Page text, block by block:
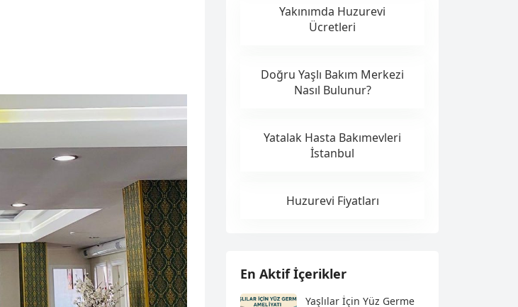
Yakınımda Huzurevi
Ücretleri
Doğru Yaşlı Bakım Merkezi
Nasıl Bulunur?
Yatalak Hasta Bakımevleri
İstanbul
Huzurevi Fiyatları
En Aktif İçerikler
Yaşlılar İçin Yüz Germe